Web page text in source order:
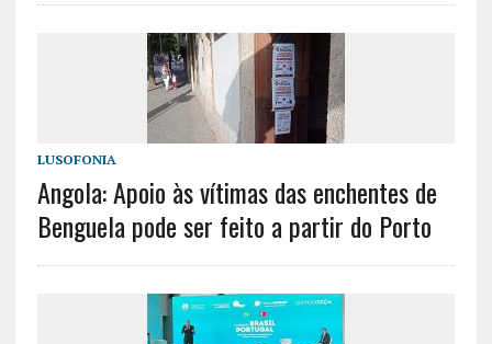
LUSOFONIA
Angola: Apoio às vítimas das enchentes de
Benguela pode ser feito a partir do Porto